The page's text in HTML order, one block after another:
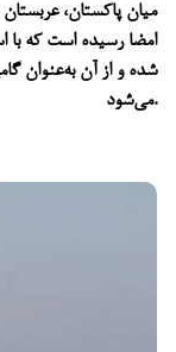
میان پاکستان،
امضا رسیده است که با
شده و از آن به‌عنوان
می‌شود.